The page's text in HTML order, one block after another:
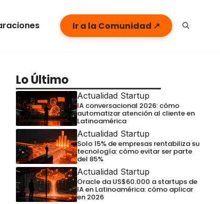
Ir a la Comunidad ↗
Lo Último
Actualidad Startup
IA conversacional 2026: cómo
automatizar atención al cliente en
Latinoamérica
Actualidad Startup
Solo 15% de empresas rentabiliza su
tecnología: cómo evitar ser parte
del 85%
Actualidad Startup
Oracle da US$60.000 a startups de
IA en Latinoamérica: cómo aplicar
en 2026